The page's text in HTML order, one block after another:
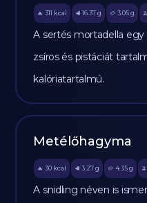
🔥 311 kcal 🥩 16.37 g 🥔 3.05g 🫒
A sertés mortadella
zsíros és pistáciát
kalóriatartalmú.
Metélőhagyma
🔥 30 kcal 🥩 3.27 g 🥔 4.35g 🫒
A snidling néven is